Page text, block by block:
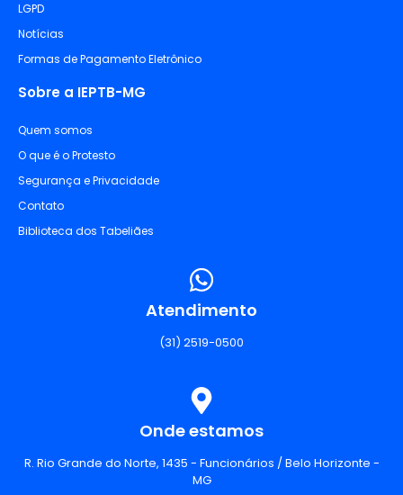
LGPD
Notícias
Formas de Pagamento Eletrônico
Sobre a IEPTB-MG
Quem somos
O que é o Protesto
Segurança e Privacidade
Contato
Biblioteca dos Tabeliães
Atendimento
(31) 2519-0500
Onde estamos
R. Rio Grande do Norte, 1435 - Funcionários / Belo Horizonte -
MG